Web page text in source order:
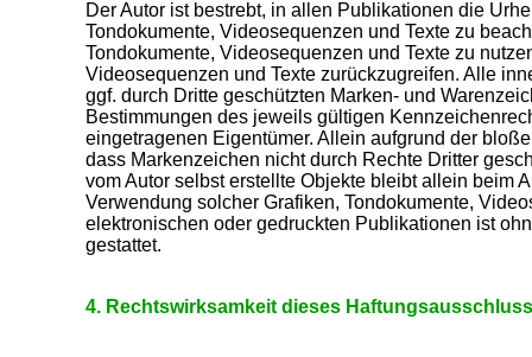
Der Autor ist bestrebt, in allen Publikationen die
Tondokumente, Videosequenzen und Texte zu
Tondokumente, Videosequenzen und Texte zu
Videosequenzen und Texte zurückzugreifen. Alle
ggf. durch Dritte geschützten Marken- und
Bestimmungen des jeweils gültigen
eingetragenen Eigentümer. Allein aufgrund der
dass Markenzeichen nicht durch Rechte Dritter
vom Autor selbst erstellte Objekte bleibt allein beim
Verwendung solcher Grafiken, Tondokumente,
elektronischen oder gedruckten Publikationen ist
gestattet.
4. Rechtswirksamkeit dieses